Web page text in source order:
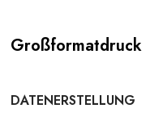
Großformatdruck
DATENERSTELLUNG